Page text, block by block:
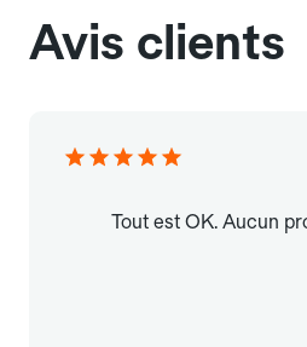
Avis clients
Tout est OK. Aucun